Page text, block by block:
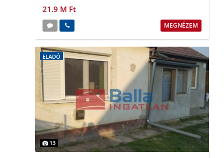
21.9 M Ft
MEGNÉZEM
ELADÓ
13